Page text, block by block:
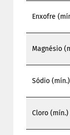
Enxofre
Magnésio
Sódio (mín.)
Cloro (mín.)